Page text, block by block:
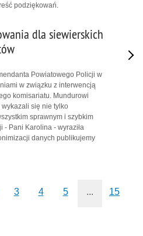
podziękowań.
dla siewierskich
Powiatowego Policji w
w związku z interwencją
komisariatu. Mundurowi
się nie tylko
sprawnym i szybkim
- Pani Karolina - wyraziła
danych publikujemy
3 4 5 ... 15